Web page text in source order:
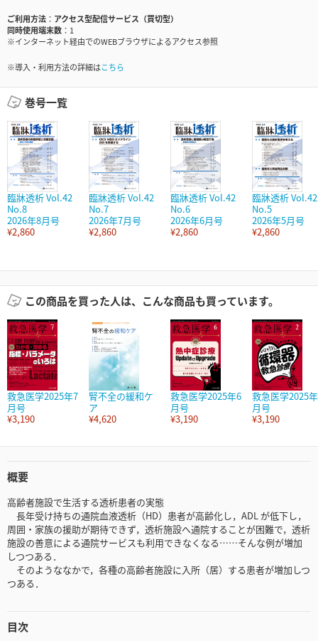
ご利用方法
アクセス型配信サービス（買切型）
同時使用端末数
1
※インターネット経由でのWEBブラウザによるアクセス参照
※導入・利用方法の詳細はこちら
巻号一覧
臨牀透析 Vol.42
No.8
2026年8月号
¥2,860
臨牀透析 Vol.42
No.7
2026年7月号
¥2,860
臨牀透析 Vol.42
No.6
2026年6月号
¥2,860
臨牀透析 Vol.42
No.5
2026年5月号
¥2,860
この商品を買った人は、こんな商品も買っています。
救急医学2025年7
月号
¥3,190
腎不全の緩和ケ
ア
¥4,620
救急医学2025年6
月号
¥3,190
救急医学2025
月号
¥3,190
概要
高齢者施設で生活する透析患者の実態
長年受け持ちの通院血液透析（HD）患者が高齢化し，ADL が低下し，
周囲・家族の援助が期待できず，透析施設へ通院することが困難で，透析
施設の善意による通院サービスも利用できなくなる……そんな例が増加
しつつある．
そのようななかで，各種の高齢者施設に入所（居）する患者が増加しつ
つある．
目次